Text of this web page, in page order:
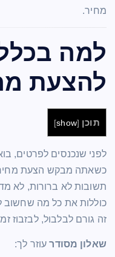
מחיר.
למה
להצעת
תוכן [
show
]
לפני שנכנסים לפרטים,
כשאתה מבקש הצעת מחיר
תשובות לא ברורות, לא
כוללות את כל מה שחשוב
זה גורם לבלבול, לבזבוז
שאלון מסודרעוזר לך: